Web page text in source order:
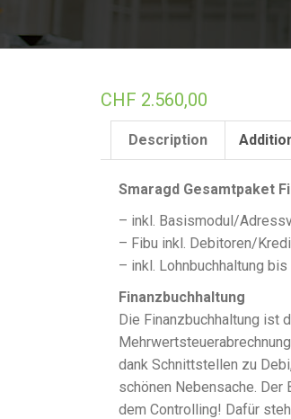
CHF 2.560,00
Description
Smaragd Gesamtpaket
– inkl. Basismodul/
– Fibu inkl. Debitoren/
– inkl. Lohnbuchhaltung
Finanzbuchhaltung
Die Finanzbuchhaltung ist
dank Schnittstellen zu
schönen Nebensache. Der
dem Controlling! Dafür